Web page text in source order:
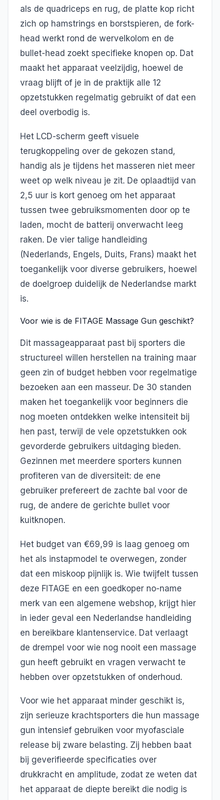
als de quadriceps en rug, de platte kop richt
zich op hamstrings en borstspieren, de fork-
head werkt rond de wervelkolom en de
bullet-head zoekt specifieke knopen op. Dat
maakt het apparaat veelzijdig, hoewel de
vraag blijft of je in de praktijk alle 12
opzetstukken regelmatig gebruikt of dat een
deel overbodig is.
Het LCD-scherm geeft visuele
terugkoppeling over de gekozen stand,
handig als je tijdens het masseren niet meer
weet op welk niveau je zit. De oplaadtijd van
2,5 uur is kort genoeg om het apparaat
tussen twee gebruiksmomenten door op te
laden, mocht de batterij onverwacht leeg
raken. De vier talige handleiding
(Nederlands, Engels, Duits, Frans) maakt het
toegankelijk voor diverse gebruikers, hoewel
de doelgroep duidelijk de Nederlandse markt
is.
Voor wie is de FITAGE Massage Gun geschikt?
Dit massageapparaat past bij sporters die
structureel willen herstellen na training maar
geen zin of budget hebben voor regelmatige
bezoeken aan een masseur. De 30 standen
maken het toegankelijk voor beginners die
nog moeten ontdekken welke intensiteit bij
hen past, terwijl de vele opzetstukken ook
gevorderde gebruikers uitdaging bieden.
Gezinnen met meerdere sporters kunnen
profiteren van de diversiteit: de ene
gebruiker prefereert de zachte bal voor de
rug, de andere de gerichte bullet voor
kuitknopen.
Het budget van €69,99 is laag genoeg om
het als instapmodel te overwegen, zonder
dat een miskoop pijnlijk is. Wie twijfelt tussen
deze FITAGE en een goedkoper no-name
merk van een algemene webshop, krijgt hier
in ieder geval een Nederlandse handleiding
en bereikbare klantenservice. Dat verlaagt
de drempel voor wie nog nooit een massage
gun heeft gebruikt en vragen verwacht te
hebben over opzetstukken of onderhoud.
Voor wie het apparaat minder geschikt is,
zijn serieuze krachtsporters die hun massage
gun intensief gebruiken voor myofasciale
release bij zware belasting. Zij hebben baat
bij geverifieerde specificaties over
drukkracht en amplitude, zodat ze weten dat
het apparaat de diepte bereikt die nodig is